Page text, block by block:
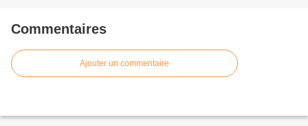
Commentaires
Ajouter un commentaire